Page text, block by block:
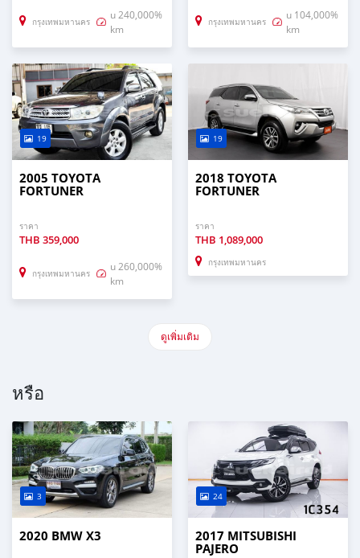
กรุงเทพมหานคร
u 240,000%
km
กรุงเทพมหานคร
u 104,000%
km
19
2005 TOYOTA
FORTUNER
ราคา
THB 359,000
กรุงเทพมหานคร
u 260,000%
km
19
2018 TOYOTA
FORTUNER
ราคา
THB 1,089,000
กรุงเทพมหานคร
ดูเพิ่มเติม
หรือ
3
2020 BMW X3
24
2017 MITSUBISHI
PAJERO